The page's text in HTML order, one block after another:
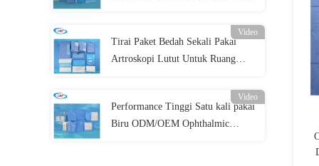
Video
Tirai Paket Bedah Sekali Pakai
Artroskopi Lutut Untuk Ruang
Video
Performance Tinggi Satu kali pakai
Biru ODM/OEM Ophthalmic